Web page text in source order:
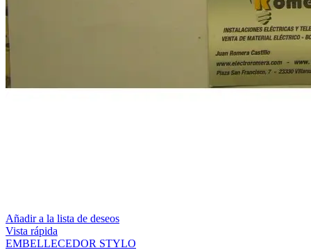
Añadir a la lista de deseos
Vista rápida
EMBELLECEDOR STYLO